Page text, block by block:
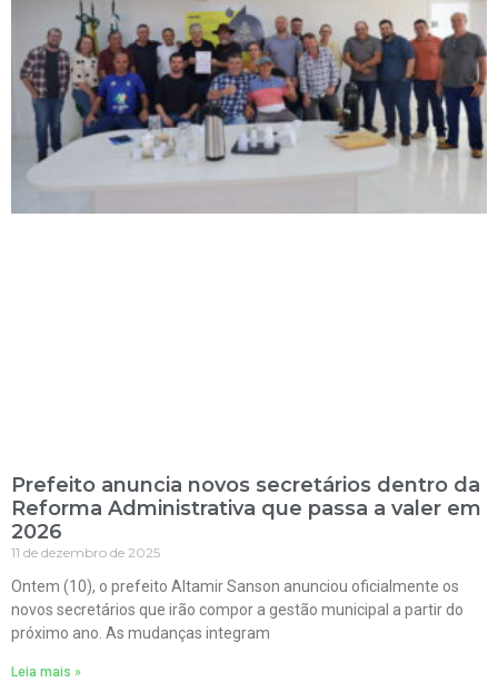
Prefeito anuncia novos secretários dentro da
Reforma Administrativa que passa a valer em
2026
11 de dezembro de 2025
Ontem (10), o prefeito Altamir Sanson anunciou oficialmente os
novos secretários que irão compor a gestão municipal a partir do
próximo ano. As mudanças integram
Leia mais »